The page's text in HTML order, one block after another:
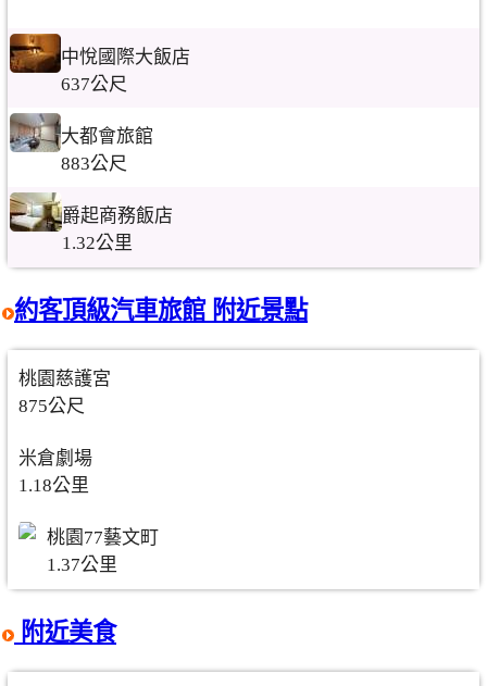
中悅國際大飯店
637公尺
大都會旅館
883公尺
爵起商務飯店
1.32公里
約客頂級汽車旅館 附近景點
桃園慈護宮
875公尺
米倉劇場
1.18公里
桃園77藝文町
1.37公里
附近美食